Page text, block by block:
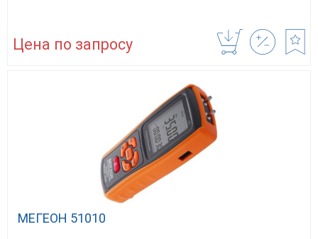
Цена по запросу
МЕГЕОН 51010